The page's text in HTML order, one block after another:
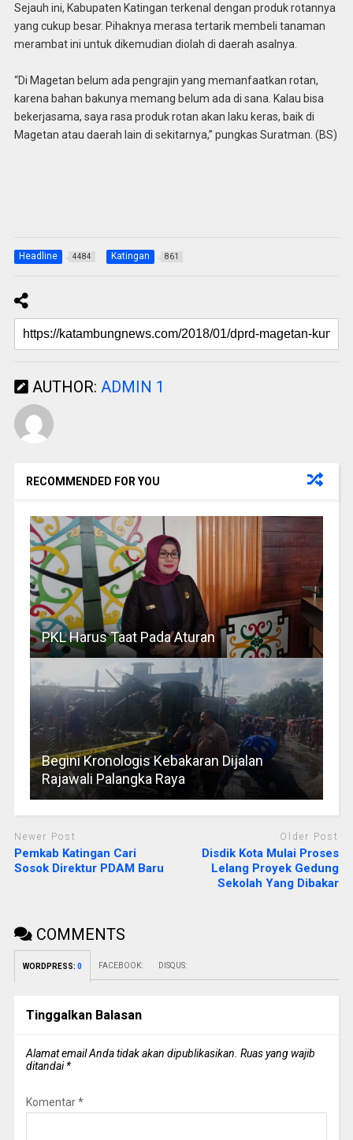
Sejauh ini, Kabupaten Katingan terkenal dengan produk rotannya
yang cukup besar. Pihaknya merasa tertarik membeli tanaman
merambat ini untuk dikemudian diolah di daerah asalnya.
“Di Magetan belum ada pengrajin yang memanfaatkan rotan,
karena bahan bakunya memang belum ada di sana. Kalau bisa
bekerjasama, saya rasa produk rotan akan laku keras, baik di
Magetan atau daerah lain di sekitarnya,” pungkas Suratman. (BS)
Headline 4484 Katingan 861
AUTHOR: ADMIN 1
RECOMMENDED FOR YOU
PKL Harus Taat Pada Aturan
Begini Kronologis Kebakaran Dijalan
Rajawali Palangka Raya
Newer Post
Pemkab Katingan Cari
Sosok Direktur PDAM Baru
Older Post
Disdik Kota Mulai Proses
Lelang Proyek Gedung
Sekolah Yang Dibakar
COMMENTS
WORDPRESS: 0 FACEBOOK: DISQUS:
Tinggalkan Balasan
Alamat email Anda tidak akan dipublikasikan. Ruas yang wajib
ditandai*
Komentar*